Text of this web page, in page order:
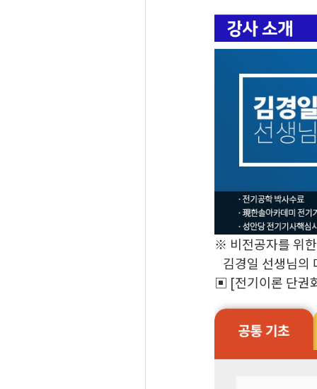
※ 비전공자를 위
김경일 선생님의
▣ [전기이론 단권